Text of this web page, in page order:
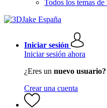
Todos los temas
Iniciar sesión
Iniciar sesión ahora
¿Eres un nuevo usuario?
Crear una cuenta